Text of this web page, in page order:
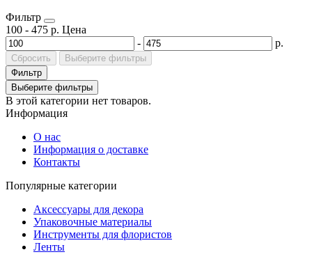
Фильтр
100 - 475 р. Цена
-
р.
Сбросить
Выберите фильтры
Фильтр
Выберите фильтры
В этой категории нет товаров.
Информация
О нас
Информация о доставке
Контакты
Популярные категории
Аксессуары для декора
Упаковочные материалы
Инструменты для флористов
Ленты